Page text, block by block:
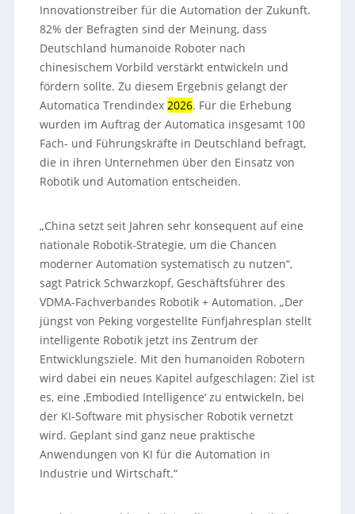
Innovationstreiber für die Automation der Zukunft.
82% der Befragten sind der Meinung, dass
Deutschland humanoide Roboter nach
chinesischem Vorbild verstärkt entwickeln und
fördern sollte. Zu diesem Ergebnis gelangt der
Automatica Trendindex 2026. Für die Erhebung
wurden im Auftrag der Automatica insgesamt 100
Fach- und Führungskräfte in Deutschland befragt,
die in ihren Unternehmen über den Einsatz von
Robotik und Automation entscheiden.
„China setzt seit Jahren sehr konsequent auf eine
nationale Robotik-Strategie, um die Chancen
moderner Automation systematisch zu nutzen“,
sagt Patrick Schwarzkopf, Geschäftsführer des
VDMA-Fachverbandes Robotik + Automation. „Der
jüngst von Peking vorgestellte Fünfjahresplan stellt
intelligente Robotik jetzt ins Zentrum der
Entwicklungsziele. Mit den humanoiden Robotern
wird dabei ein neues Kapitel aufgeschlagen: Ziel ist
es, eine ‚Embodied Intelligence‘ zu entwickeln, bei
der KI-Software mit physischer Robotik vernetzt
wird. Geplant sind ganz neue praktische
Anwendungen von KI für die Automation in
Industrie und Wirtschaft.“